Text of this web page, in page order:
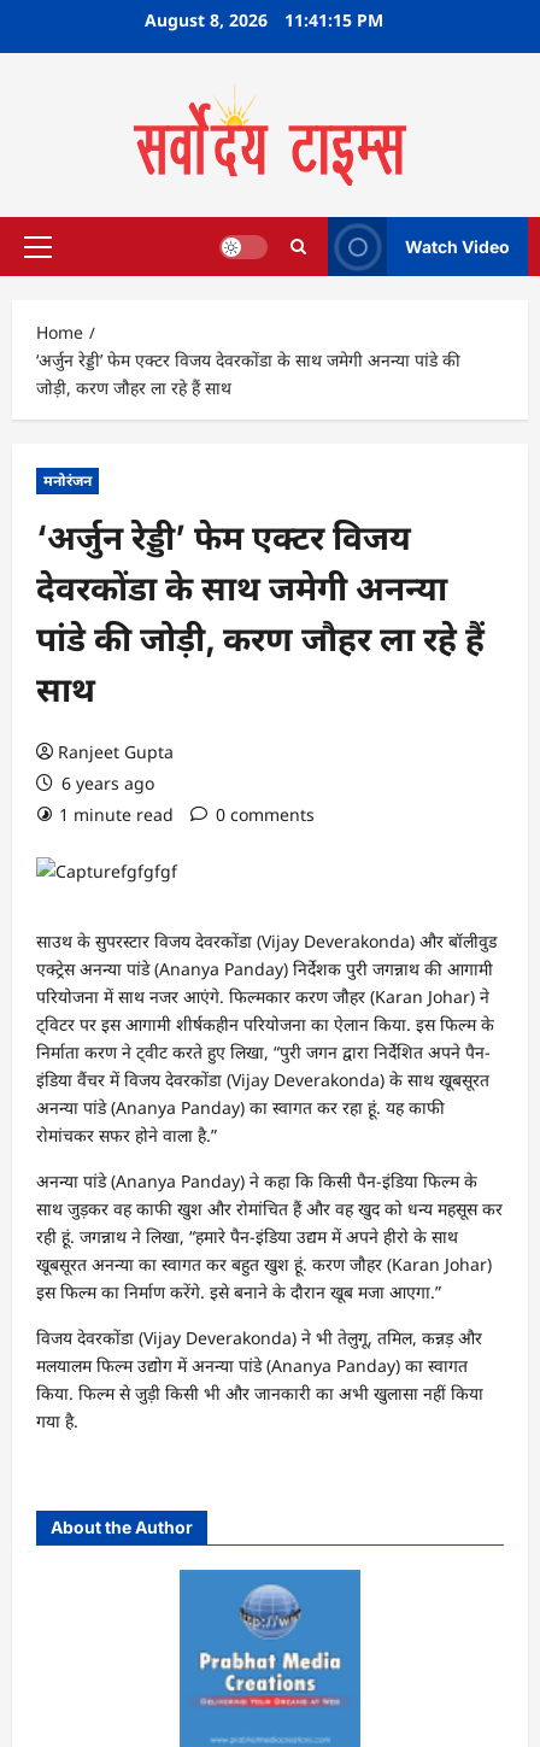
August 8, 2026 11:41:16 PM
Primary
Watch Video
Home
‘अर्जुन रेड्डी’ फेम एक्टर विजय देवरकोंडा के साथ जमेगी अनन्या पांडे की
जोड़ी, करण जौहर ला रहे हैं साथ
मनोरंजन
‘अर्जुन रेड्डी’ फेम एक्टर विजय
देवरकोंडा के साथ जमेगी अनन्या
पांडे की जोड़ी, करण जौहर ला रहे हैं
साथ
Ranjeet Gupta
6 years ago
1 minute read
0 comments
साउथ के सुपरस्टार विजय देवरकोंडा (Vijay Deverakonda) और बॉलीवुड
एक्ट्रेस अनन्या पांडे (Ananya Panday) निर्देशक पुरी जगन्नाथ की आगामी
परियोजना में साथ नजर आएंगे. फिल्मकार करण जौहर (Karan Johar) ने
ट्विटर पर इस आगामी शीर्षकहीन परियोजना का ऐलान किया. इस फिल्म के
निर्माता करण ने ट्वीट करते हुए लिखा, “पुरी जगन द्वारा निर्देशित अपने पैन-
इंडिया वैंचर में विजय देवरकोंडा (Vijay Deverakonda) के साथ खूबसूरत
अनन्या पांडे (Ananya Panday) का स्वागत कर रहा हूं. यह काफी
रोमांचकर सफर होने वाला है.”
अनन्या पांडे (Ananya Panday) ने कहा कि किसी पैन-इंडिया फिल्म के
साथ जुड़कर वह काफी खुश और रोमांचित हैं और वह खुद को धन्य महसूस कर
रही हूं. जगन्नाथ ने लिखा, “हमारे पैन-इंडिया उद्यम में अपने हीरो के साथ
खूबसूरत अनन्या का स्वागत कर बहुत खुश हूं. करण जौहर (Karan Johar)
इस फिल्म का निर्माण करेंगे. इसे बनाने के दौरान खूब मजा आएगा.”
विजय देवरकोंडा (Vijay Deverakonda) ने भी तेलुगू, तमिल, कन्नड़ और
मलयालम फिल्म उद्योग में अनन्या पांडे (Ananya Panday) का स्वागत
किया. फिल्म से जुड़ी किसी भी और जानकारी का अभी खुलासा नहीं किया
गया है.
About the Author